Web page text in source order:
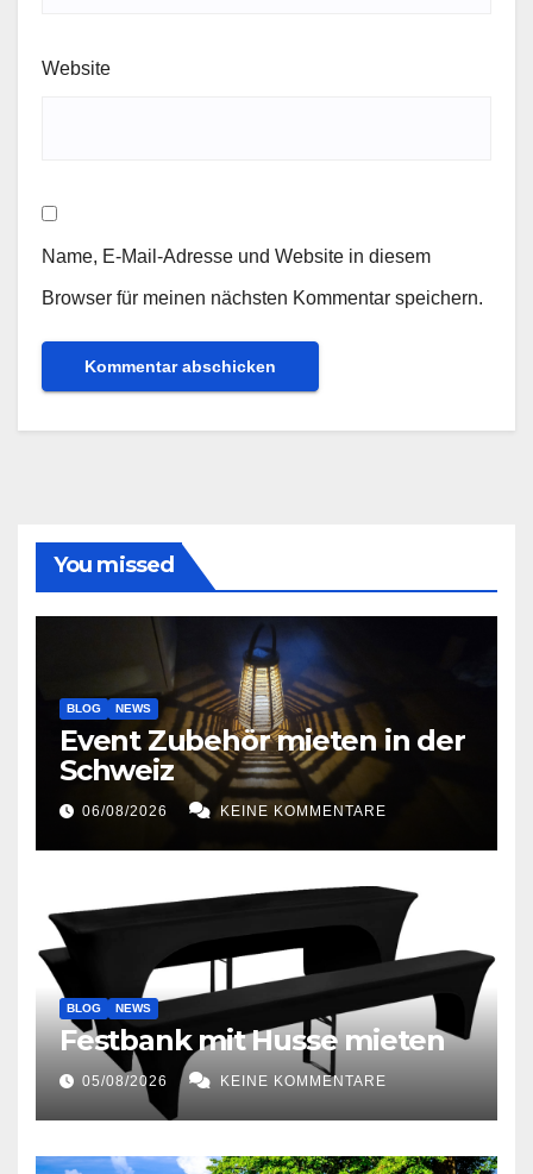
Website
Name, E-Mail-Adresse und Website in diesem
Browser für meinen nächsten Kommentar speichern.
You missed
BLOG NEWS
Event Zubehör mieten in der
Schweiz
06/08/2026 KEINE KOMMENTARE
BLOG NEWS
Festbank mit Husse mieten
05/08/2026 KEINE KOMMENTARE